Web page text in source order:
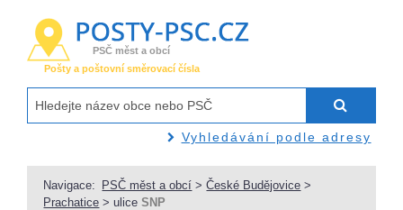
PSČ měst a obcí
Pošty a poštovní směrovací čísla
Vyhledávání podle adresy
Navigace: PSČ měst a obcí >České Budějovice >
Prachatice > uliceSNP